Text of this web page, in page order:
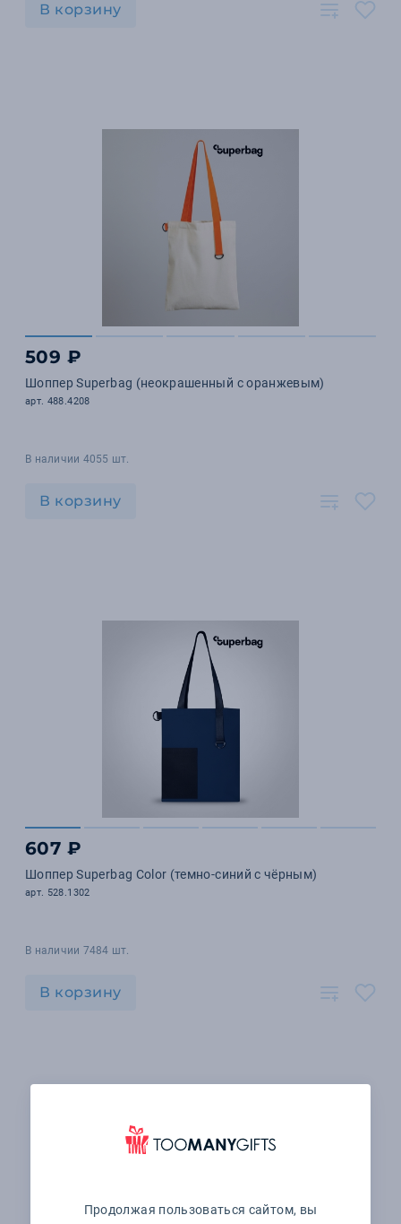
В корзину
509 ₽
Шоппер Superbag (неокрашенный с оранжевым)
арт. 488.4208
В наличии 4055 шт.
В корзину
607 ₽
Шоппер Superbag Color (темно-синий с чёрным)
арт. 528.1302
В наличии 7484 шт.
В корзину
Продолжая пользоваться сайтом, вы